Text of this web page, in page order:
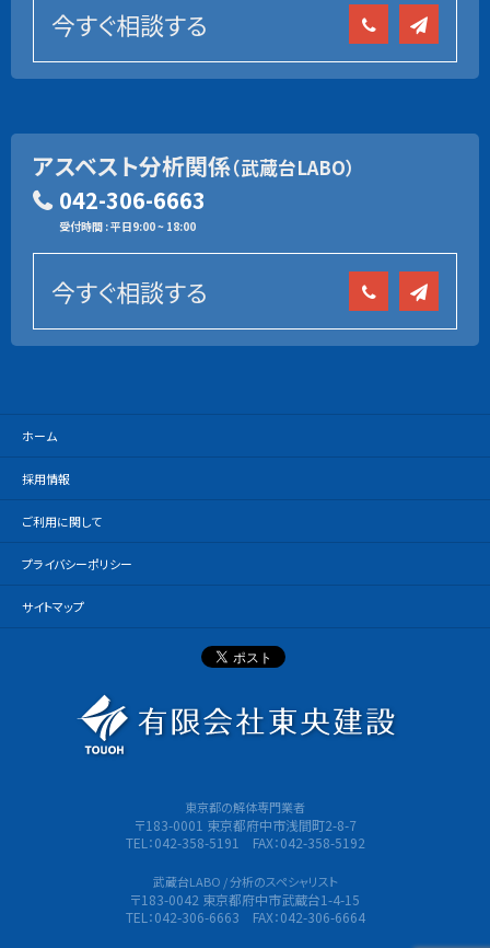
今すぐ相談する
アスベスト分析関係（武蔵台LABO）
042-306-6663
受付時間 : 平日9:00 ~ 18:00
今すぐ相談する
ホーム
採用情報
ご利用に関して
プライバシーポリシー
サイトマップ
東京都の解体専門業者
〒183-0001 東京都府中市浅間町2-8-7
TEL：042-358-5191 FAX：042-358-5192
武蔵台LABO / 分析のスペシャリスト
〒183-0042 東京都府中市武蔵台1-4-15
TEL：042-306-6663 FAX：042-306-6664